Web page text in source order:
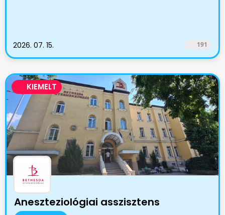
2026. 07. 15. 191
KIEMELT
Aneszteziológiai asszisztens